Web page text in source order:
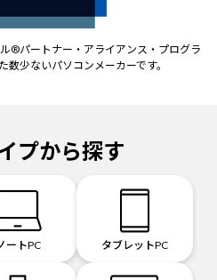
®パートナー・アライアンス・プログラ
少ないパソコンメーカーです。
プから探す
ートPC タブレットPC